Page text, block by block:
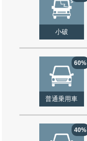
小破
60%
普通乗用車
40%